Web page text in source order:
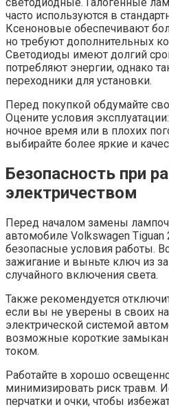
часто используются в
Ксеноновые обеспечивают
но требуют дополнительных
Светодиоды имеют долгий
потребляют энергии, однако
переходники для установки.
Перед покупкой обдумайте
Оцените условия
ночное время или в плохих
выбирайте более яркие и
Безопасность при
электричеством
Перед началом замены
автомобиле Volkswagen
безопасные условия работы.
зажигание и выньте ключ из
случайного включения света.
Также рекомендуется
если вы не уверены в своих
электрической системой
возможные короткие
током.
Работайте в хорошо
минимизировать риск травм.
перчатки и очки, чтобы